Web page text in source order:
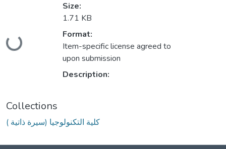
Loading...
Size:
1.71 KB
Format:
Item-specific license agreed to
upon submission
Description:
Collections
كلية التكنولوجيا (سيرة ذاتية )